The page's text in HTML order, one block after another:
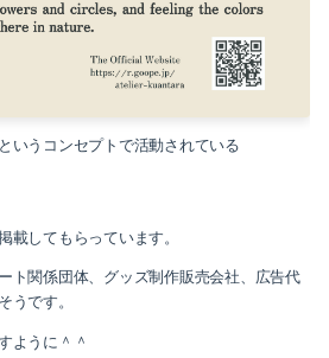
いうコンセプトで活動されている
載してもらっています。
ト関係団体、グッズ制作販売会社、広告代
うです。
ように＾＾